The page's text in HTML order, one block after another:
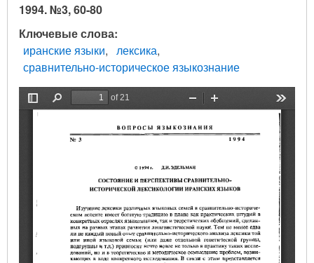
1994. №3, 60-80
Ключевые слова
иранские языки
лексика
сравнительно-историческое языкознание